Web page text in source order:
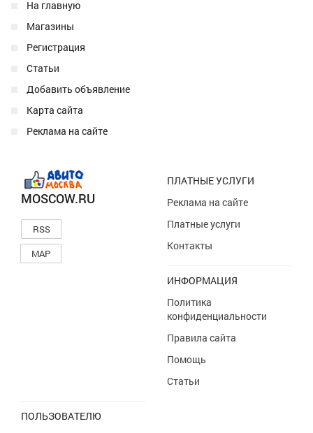
На главную
Магазины
Регистрация
Статьи
Добавить объявление
Карта сайта
Реклама на сайте
MOSCOW.RU
RSS
MAP
ПЛАТНЫЕ УСЛУГИ
Реклама на сайте
Платные услуги
Контакты
ИНФОРМАЦИЯ
Политика
конфиденциальности
Правила сайта
Помощь
Статьи
ПОЛЬЗОВАТЕЛЮ